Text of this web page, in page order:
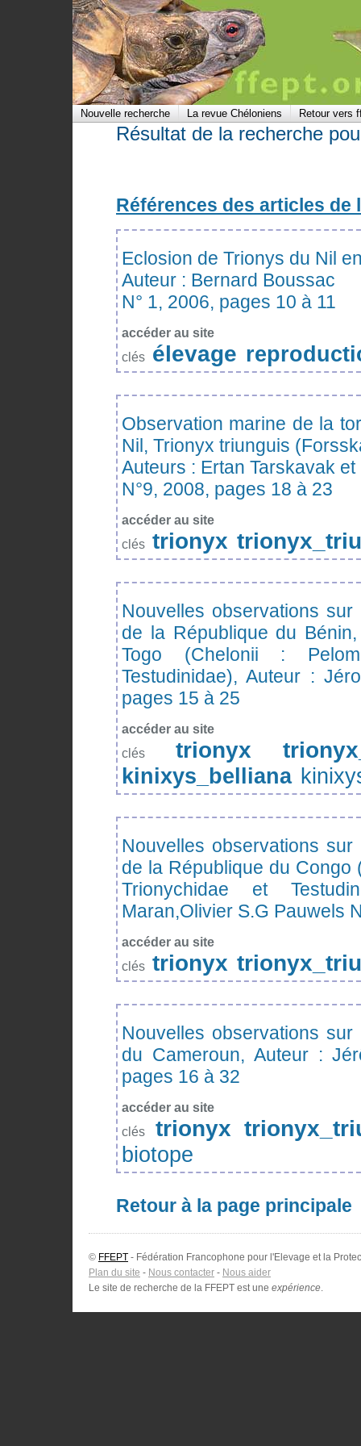
Nouvelle recherche La revue Chéloniens Retour vers
Résultat de la recherche
Références des articles de
Eclosion de Trionys du Nil
Auteur : Bernard Boussac
N° 1, 2006, pages 10 à 11
accéder au site
clés élevage
Observation marine de la
Nil, Trionyx triunguis
Auteurs : Ertan Tarskavak
N°9, 2008, pages 18 à 23
accéder au site
clés trionyx
Nouvelles observations
de la République du
Togo (Chelonii :
Testudinidae), Auteur :
pages 15 à 25
accéder au site
clés
trionyx
kinixys_belliana
Nouvelles observations
de la République du Congo
Trionychidae et
Maran,Olivier S.G Pauwels
accéder au site
clés trionyx
Nouvelles observations
du Cameroun, Auteur :
pages 16 à 32
accéder au site
clés
trionyx
biotope
Retour à la page principale
© FFEPT - Fédération Francophone pour l'Elevage et la
Plan du site - Nous contacter - Nous aider
Le site de recherche de la FFEPT est une expérience.